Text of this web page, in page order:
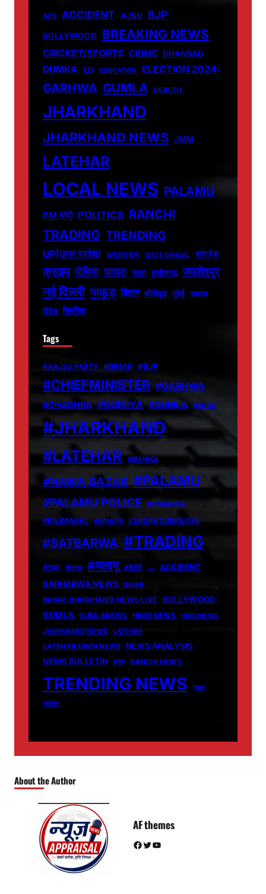
ACB ACCIDENT AJSU BJP
BOLLYWOOD BREAKING NEWS
CRICKET/SPORTS CRIME DHANBAD
DUMKA ED EDUCATION ELECTION 2024:
GARHWA GUMLA HEALTH
JHARKHAND
JHARKHAND NEWS JMM
LATEHAR
LOCAL NEWS PALAMU
PM मोदी POLITICS RANCHI
TRADING TRENDING
UP[उत्तर प्रदेश] WEATHER WEST BENGAL कांग्रेस
क्राइम गोमिया घाघरा चतरा छत्तीसगढ़ जमशेदपुर
नई दिल्ली पाकुड़ बिहार बॉलीवुड मुंबई रामगढ़
विदेश सिमरिया
Tags
#AAJSU PARTY #BIHAR #BJP
#CHIEFMINISTER #GARHWA
#GHAGHRA #GOMIYA #GUMLA #INDIA
#JHARKHAND
#LATEHAR #MANIKA
#NAWA BAZAR #PALAMU
#PALAMU POLICE
#PANDWA
#RAJMAHAL
#RANCHI #SADAK SURAKSHA
#SATBARWA #TRADING
#गढ़वा #गुमला #पलामू #बीजेपी … ACCIDENT
BARHARWA NEWS BIHAR
BIHAR JHARKHAND NEWS LIVE BOLLYWOOD
GUMLA GUMLANEWS HINDI NEWS
HINDINEWS
JHARKHAND NEWS
LATEHAR
LATEHAR HINDI NEWS
NEWS ANALYSIS
NEWS BULLETIN PM RANCHI NEWS
TRENDING NEWS
गढ़वा
लातेहार
About the Author
AF themes
Facebook Twitter YouTube